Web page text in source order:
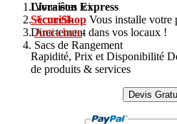
Vous êtes ici :
Accueil-
Anti-chute-
Sacs de Rangement
Livraison Express
SécuriShopVous installe votre
Directement dans vos locaux !
Rapidité, Prix et Disponibilité
de produits & services
Devis